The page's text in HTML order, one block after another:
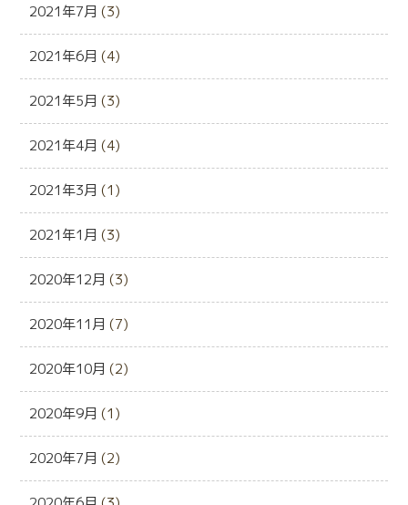
2021年7月 (3)
2021年6月 (4)
2021年5月 (3)
2021年4月 (4)
2021年3月 (1)
2021年1月 (3)
2020年12月 (3)
2020年11月 (7)
2020年10月 (2)
2020年9月 (1)
2020年7月 (2)